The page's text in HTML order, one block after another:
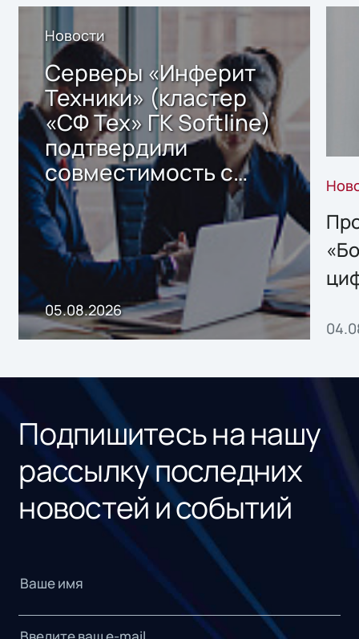
Новости
Серверы «Инферит
Техники» (кластер
«СФ Тех» ГК Softline)
подтвердили
совместимость с
решением Sharx
Storage 2.x для
хранения данных
05.08.2026
Подпишитесь на нашу
рассылку последних
новостей и событий